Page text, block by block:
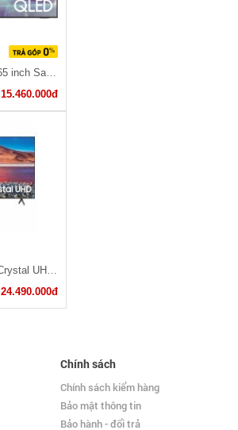
Smart Tivi QLED 4K 65 inch Samsung QA65Q65A
15.460.000đ
24.490.000đ
Chính sách
Chính sách kiểm hàng
Bảo mật thông tin
Bảo hành - đổi trả